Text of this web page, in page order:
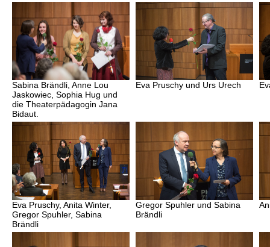
Sabina Brändli, Anne Lou
Jaskowiec, Sophia Hug und
die Theaterpädagogin Jana
Bidaut.
Eva Pruschy und Urs Urech
Eva Pruschy, Anita Winter,
Gregor Spuhler, Sabina
Brändli
Gregor Spuhler und Sabina
Brändli